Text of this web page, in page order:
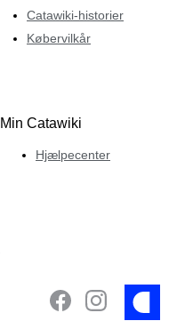
Catawiki-historier
Købervilkår
Min Catawiki
Hjælpecenter